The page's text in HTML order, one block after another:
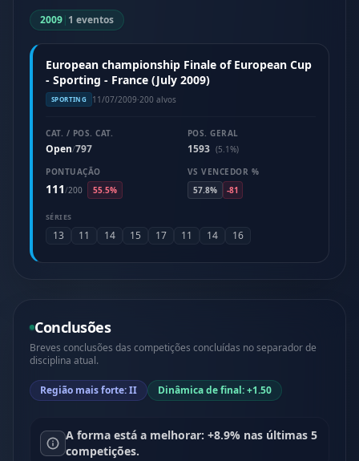
2009| 1 eventos
European championship Finale of European Cup
- Sporting - France (July 2009)
SPORTING 11/07/2009·200 alvos
CAT. / POS. CAT.
Open/797
POS. GERAL
1593 (5.1%)
PONTUAÇÃO
111/200 55.5%
VS VENCEDOR %
57.8%
-81
SÉRIES
13 11 14 15 17 11 14 16
Conclusões
Breves conclusões das competições concluídas no separador de
disciplina atual.
Região mais forte: II Dinâmica de final: +1.50
A forma está a melhorar: +8.9% nas últimas 5
competições.